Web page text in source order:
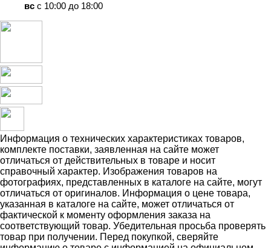
вс с 10:00 до 18:00
Информация о технических характеристиках товаров,
комплекте поставки, заявленная на сайте может
отличаться от действительных в товаре и носит
справочный характер. Изображения товаров на
фотографиях, представленных в каталоге на сайте, могут
отличаться от оригиналов. Информация о цене товара,
указанная в каталоге на сайте, может отличаться от
фактической к моменту оформления заказа на
соответствующий товар. Убедительная просьба проверять
товар при получении. Перед покупкой, сверяйте